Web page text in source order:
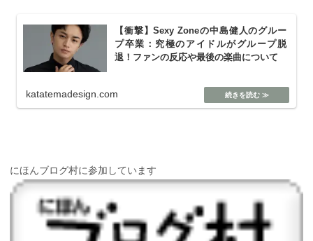
【衝撃】Sexy Zoneの中島健人のグルー
プ卒業：究極のアイドルがグループ脱
退！ファンの反応や最後の楽曲について
katatemadesign.com
にほんブログ村に参加しています